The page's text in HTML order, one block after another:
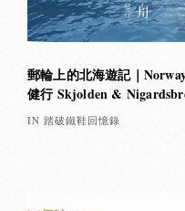
郵輪上的北海遊記｜
健行 Skjolden &
IN 踏破鐵鞋回憶錄